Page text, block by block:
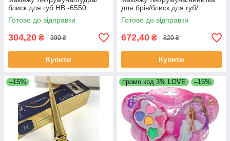
блиск для губ НВ -6550
Готово до відправки
304,20 ₴ 390 ₴
Купити
для брів/блиск для губ/
палістру для макіяжу
Готово до відправки
672,40 ₴ 820 ₴
Купити
–15% промо код 3% LOVE –15%